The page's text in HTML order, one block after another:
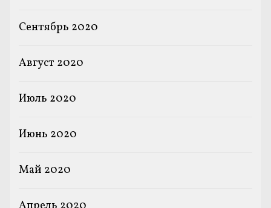
Сентябрь 2020
Август 2020
Июль 2020
Июнь 2020
Май 2020